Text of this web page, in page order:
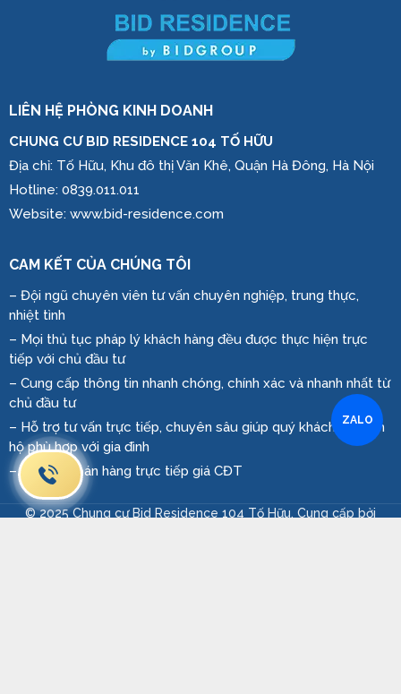
LIÊN HỆ PHÒNG KINH DOANH
CHUNG CƯ BID RESIDENCE 104 TỐ HỮU
Địa chỉ: Tố Hữu, Khu đô thị Văn Khê, Quận Hà Đông, Hà Nội
Hotline: 0839.011.011
Website: www.bid-residence.com
CAM KẾT CỦA CHÚNG TÔI
– Đội ngũ chuyên viên tư vấn chuyên nghiệp, trung thực,
nhiệt tình
– Mọi thủ tục pháp lý khách hàng đều được thực hiện trực
tiếp với chủ đầu tư
– Cung cấp thông tin nhanh chóng, chính xác và nhanh nhất từ
chủ đầu tư
– Hỗ trợ tư vấn trực tiếp, chuyên sâu giúp quý khách tìm căn
hộ phù hợp với gia đình
– Cam kết bán hàng trực tiếp giá CĐT
© 2025 Chung cư Bid Residence 104 Tố Hữu. Cung cấp bởi
ZALO